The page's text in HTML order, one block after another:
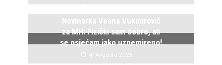
5. Avgusta 2026.
Novinarka Vesna Vukmirović
za MH: Fizički sam dobro, ali
se osjećam jako uznemireno!
4. Avgusta 2026.